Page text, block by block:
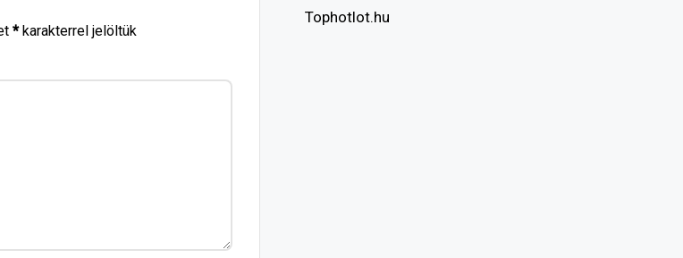
*karakterrel jelöltük
Tophotlot.hu